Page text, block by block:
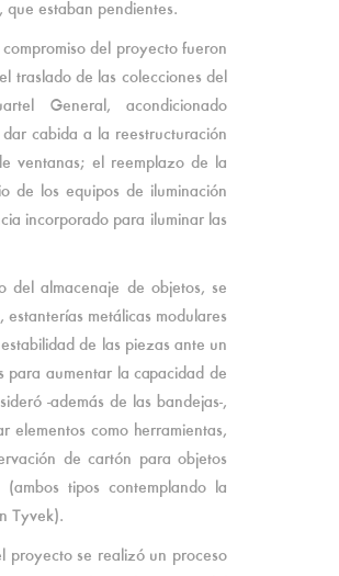
estaban pendientes.
del proyecto fueron
traslado de las colecciones del
General, acondicionado
cabida a la reestructuración
ventanas; el reemplazo de la
de los equipos de iluminación
incorporado para iluminar las
del almacenaje de objetos, se
metálicas modulares
de las piezas ante un
para aumentar la capacidad de
-además de las bandejas-,
elementos como herramientas,
de cartón para objetos
tipos contemplando la
Tyvek).
proyecto se realizó un proceso